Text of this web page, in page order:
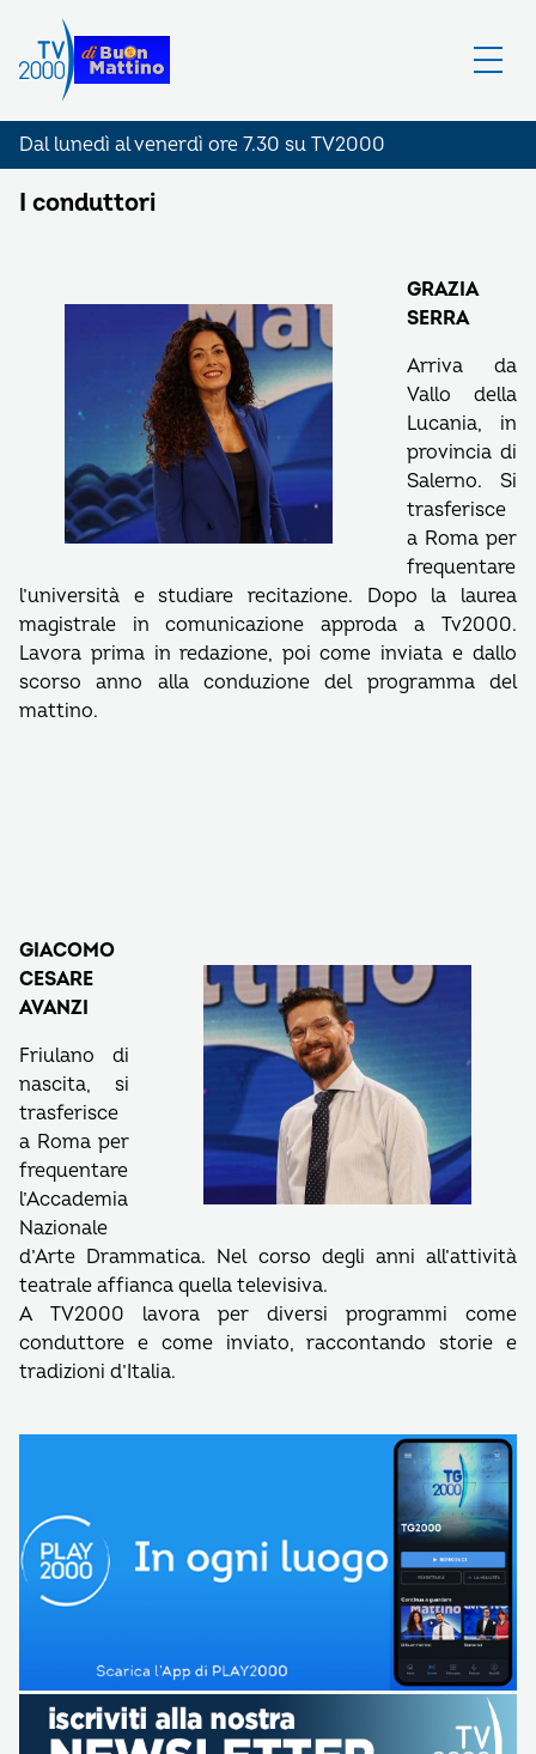
Dal lunedì al venerdì ore 7.30 su TV2000
I conduttori
GRAZIA
SERRA
Arriva da
Vallo della
Lucania, in
provincia di
Salerno. Si
trasferisce
a Roma per
frequentare
l’università e studiare recitazione. Dopo la laurea
magistrale in comunicazione approda a Tv2000.
Lavora prima in redazione, poi come inviata e dallo
scorso anno alla conduzione del programma del
mattino.
GIACOMO
CESARE
AVANZI
Friulano di
nascita, si
trasferisce
a Roma per
frequentare
l’Accademia
Nazionale
d’Arte Drammatica. Nel corso degli anni all’attività
teatrale affianca quella televisiva.
A TV2000 lavora per diversi programmi come
conduttore e come inviato, raccontando storie e
tradizioni d’Italia.